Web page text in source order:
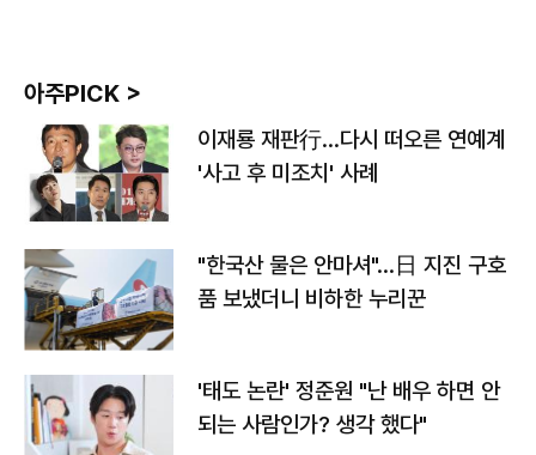
아주PICK >
이재룡 재판行…다시 떠오른 연예계
'사고 후 미조치' 사례
"한국산 물은 안마셔"…日 지진 구호
품 보냈더니 비하한 누리꾼
'태도 논란' 정준원 "난 배우 하면 안
되는 사람인가? 생각 했다"